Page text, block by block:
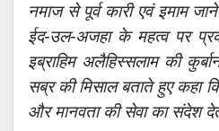
नमाज से पूर्व कारी एवं इमाम
ईद-उल-अजहा के महत्व पर
इब्राहिम अलैहिस्सलाम की
सब्र की मिसाल बताते हुए कहा
और मानवता की सेवा का संदेश